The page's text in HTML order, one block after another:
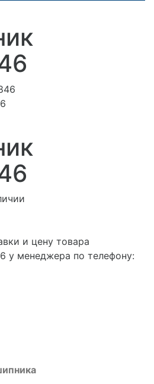
и цену товара
у менеджера по телефону: